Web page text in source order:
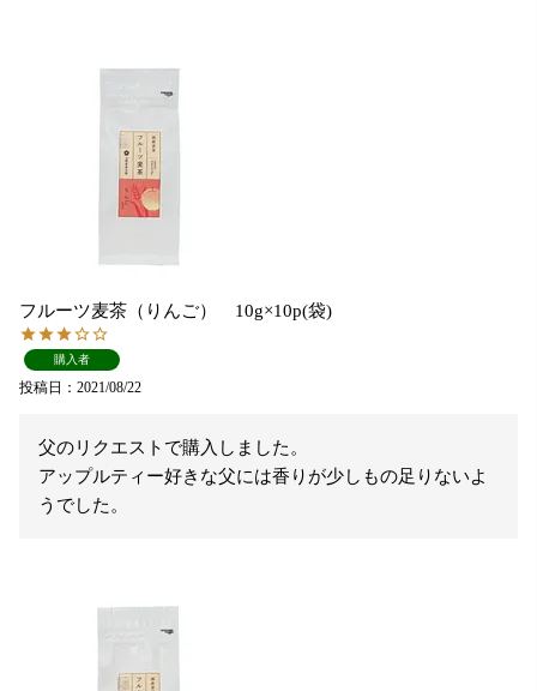
フルーツ麦茶（りんご） 10g×10p(袋)
購入者
投稿日 2021/08/22
父のリクエストで購入しました。
アップルティー好きな父には香りが少しもの足りないよ
うでした。